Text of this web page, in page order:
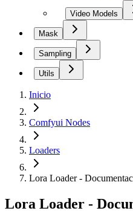
Video Models
Mask
Sampling
Utils
Inicio
Comfyui Nodes
Loaders
Lora Loader -
Lora Loader -